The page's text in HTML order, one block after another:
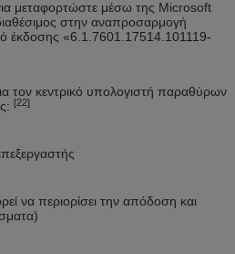
για μεταφορτώστε μέσω της Microsoft
στην αναπροσαρμογή
έκδοσης «6.1.7601.17514.101119-
τον κεντρικό υπολογιστή παραθύρων
[22]
να περιορίσει την απόδοση και